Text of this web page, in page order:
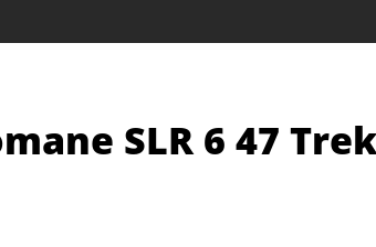
SLR 6 47